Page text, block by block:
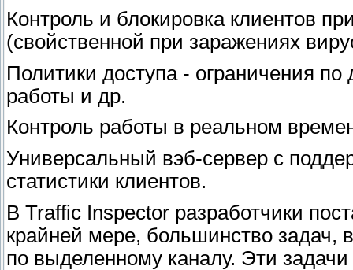
Контроль и блокировка клиентов
(свойственной при заражениях
Политики доступа - ограничения по
работы и др.
Контроль работы в реальном
Универсальный вэб-сервер с
статистики клиентов.
В Traffic Inspector разработчики
крайней мере, большинство задач,
по выделенному каналу. Эти